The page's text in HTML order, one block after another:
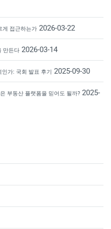
게 접근하는가 2026-03-22
만든다 2026-03-14
가: 국회 발표 후기 2025-09-30
부동산 플랫폼을 믿어도 될까? 2025-